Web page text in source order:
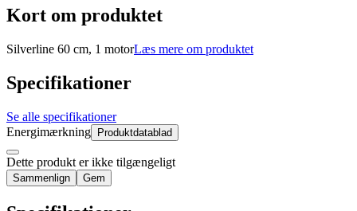
Kort om produktet
Silverline 60 cm, 1 motorLæs mere om produktet
Specifikationer
Se alle specifikationer
Energimærkning
Produktdatablad
Dette produkt er ikke tilgængeligt
Sammenlign Gem